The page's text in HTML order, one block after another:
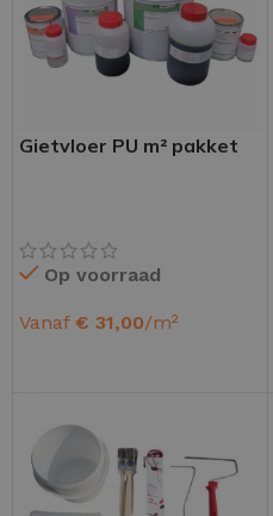
Gietvloer PU m² pakket
Op voorraad
Vanaf € 31,00/m²